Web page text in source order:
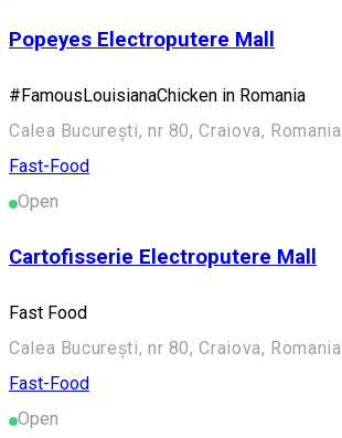
Popeyes Electroputere Mall
#FamousLouisianaChicken in Romania
Calea București, nr 80, Craiova, Romania
Fast-Food
Open
Cartofisserie Electroputere Mall
Fast Food
Calea București, nr 80, Craiova, Romania
Fast-Food
Open